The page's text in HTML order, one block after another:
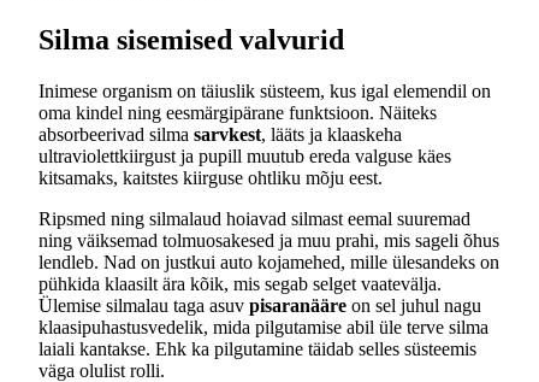
Silma sisemised valvurid
Inimese organism on täiuslik süsteem, kus igal elemendil on
oma kindel ning eesmärgipärane funktsioon. Näiteks
absorbeerivad silma sarvkest, lääts ja klaaskeha
ultraviolettkiirgust ja pupill muutub ereda valguse käes
kitsamaks, kaitstes kiirguse ohtliku mõju eest.
Ripsmed ning silmalaud hoiavad silmast eemal suuremad
ning väiksemad tolmuosakesed ja muu prahi, mis sageli õhus
lendleb. Nad on justkui auto kojamehed, mille ülesandeks on
pühkida klaasilt ära kõik, mis segab selget vaatevälja.
Ülemise silmalau taga asuv pisaranääre on sel juhul nagu
klaasipuhastusvedelik, mida pilgutamise abil üle terve silma
laiali kantakse. Ehk ka pilgutamine täidab selles süsteemis
väga olulist rolli.